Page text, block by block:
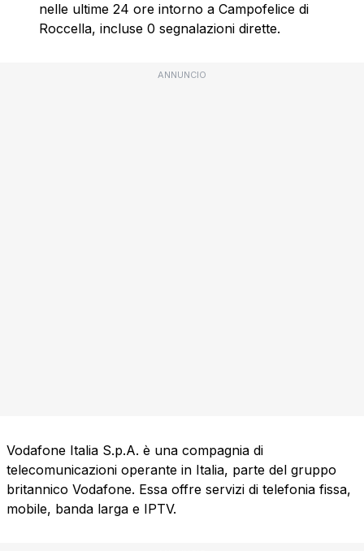
nelle ultime 24 ore intorno a Campofelice di
Roccella, incluse 0 segnalazioni dirette.
ANNUNCIO
Vodafone Italia S.p.A. è una compagnia di
telecomunicazioni operante in Italia, parte del gruppo
britannico Vodafone. Essa offre servizi di telefonia fissa,
mobile, banda larga e IPTV.